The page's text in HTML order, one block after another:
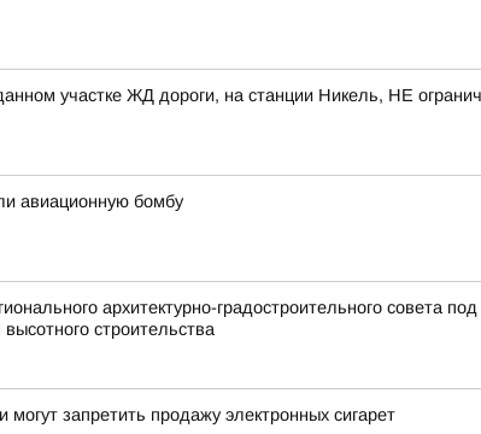
участке ЖД дороги, на станции Никель, НЕ
авиационную бомбу
архитектурно-градостроительного совета
строительства
могут запретить продажу электронных сигарет